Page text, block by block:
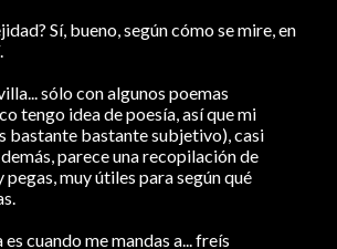
Sí, bueno, según cómo se mire, en
sólo con algunos poemas
tengo idea de poesía, así que mi
bastante bastante subjetivo), casi
parece una recopilación de
pegas, muy útiles para según qué
es cuando me mandas a... freís